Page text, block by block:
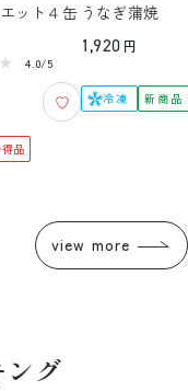
ット４缶
4.0/55
ビ
ュ
ー
品
うなぎ蒲焼
通
価
1,920 円
冷凍 新商品
view more
グ